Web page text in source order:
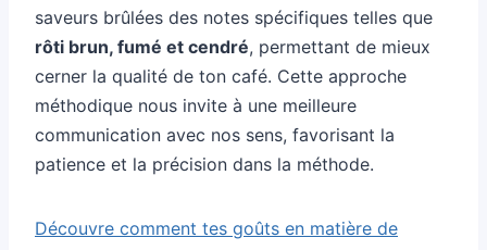
saveurs brûlées des notes spécifiques telles que
rôti brun, fumé et cendré, permettant de mieux
cerner la qualité de ton café. Cette approche
méthodique nous invite à une meilleure
communication avec nos sens, favorisant la
patience et la précision dans la méthode.
Découvre comment tes goûts en matière de